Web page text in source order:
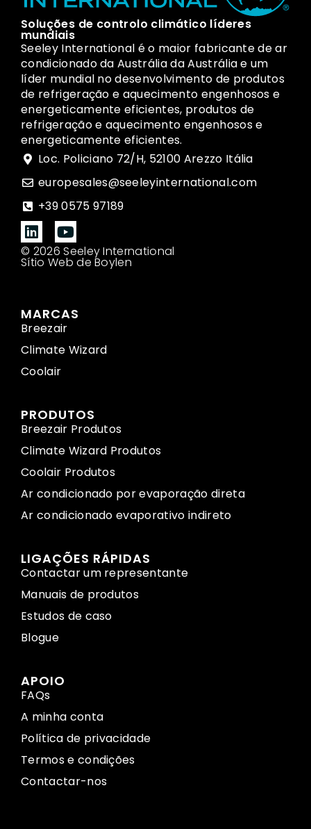
Soluções de controlo climático líderes
mundiais
Seeley International é o maior fabricante de ar
condicionado da Austrália da Austrália e um
líder mundial no desenvolvimento de produtos
de refrigeração e aquecimento engenhosos e
energeticamente eficientes, produtos de
refrigeração e aquecimento engenhosos e
energeticamente eficientes.
Loc. Policiano 72/H, 52100 Arezzo Itália
europesales@seeleyinternational.com
+39 0575 97189
© 2026 Seeley International
Sítio Web de Boylen
MARCAS
Breezair
Climate Wizard
Coolair
PRODUTOS
Breezair Produtos
Climate Wizard Produtos
Coolair Produtos
Ar condicionado por evaporação direta
Ar condicionado evaporativo indireto
LIGAÇÕES RÁPIDAS
Contactar um representante
Manuais de produtos
Estudos de caso
Blogue
APOIO
FAQs
A minha conta
Política de privacidade
Termos e condições
Contactar-nos